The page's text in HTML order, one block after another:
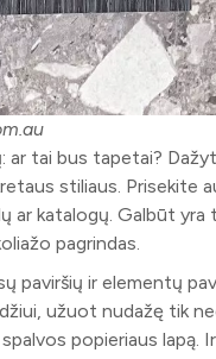
ar tai bus tapetai?
stiliaus. Prisekite
ar katalogų. Galbūt
pagrindas.
paviršių ir elementų
užuot nudažę tik
popieriaus lapą.